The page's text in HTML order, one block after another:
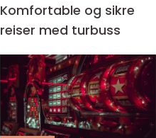
Komfortable og sikre
reiser med turbuss